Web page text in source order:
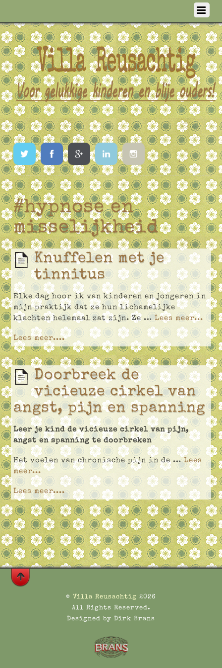
TwitterFacebookGoogleLinkedInInstagram
#hypnose en
misselijkheid
Knuffelen met je
tinnitus
Elke dag hoor ik van kinderen en jongeren in
mijn praktijk dat ze hun lichamelijke
klachten helemaal zat zijn. Ze …Lees meer...
Lees meer....
Doorbreek de
vicieuze cirkel van
angst, pijn en spanning
Leer je kind de vicieuze cirkel van pijn,
angst en spanning te doorbreken
Het voelen van chronische pijn in de …Lees
meer...
Lees meer....
© Villa Reusachtig 2026
All Rights Reserved.
Designed by Dirk Brans